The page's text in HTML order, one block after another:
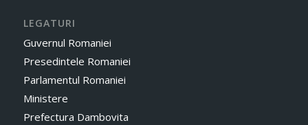
LEGATURI
Guvernul Romaniei
Presedintele Romaniei
Parlamentul Romaniei
Ministere
Prefectura Dambovita